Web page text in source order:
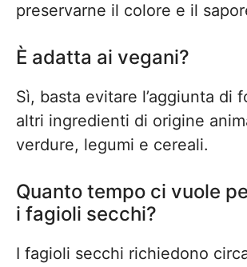
preservarne il colore e il
È adatta ai vegani?
Sì, basta evitare l’aggiunta di
altri ingredienti di origine
verdure, legumi e cereali.
Quanto tempo ci vuole
i fagioli secchi?
I fagioli secchi richiedono